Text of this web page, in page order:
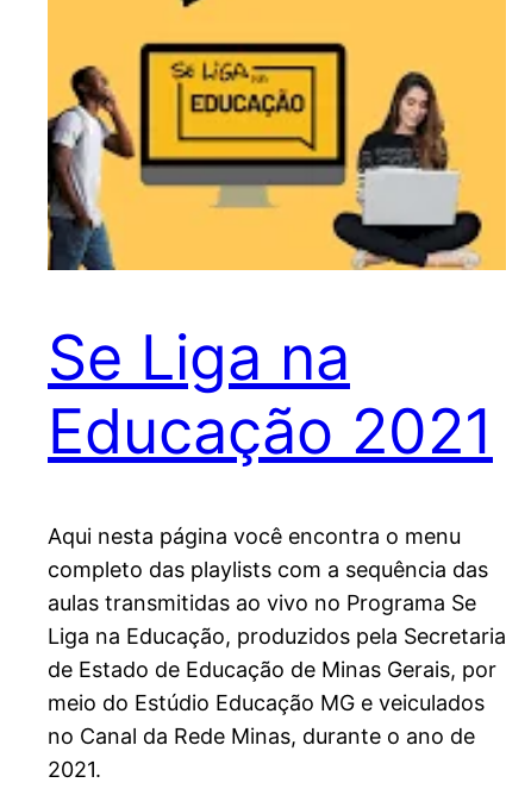
Se Liga na
Educação 2021
Aqui nesta página você encontra o menu
completo das playlists com a sequência das
aulas transmitidas ao vivo no Programa Se
Liga na Educação, produzidos pela Secretaria
de Estado de Educação de Minas Gerais, por
meio do Estúdio Educação MG e veiculados
no Canal da Rede Minas, durante o ano de
2021.